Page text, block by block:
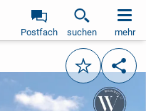
Postfach suchen mehr
Merken